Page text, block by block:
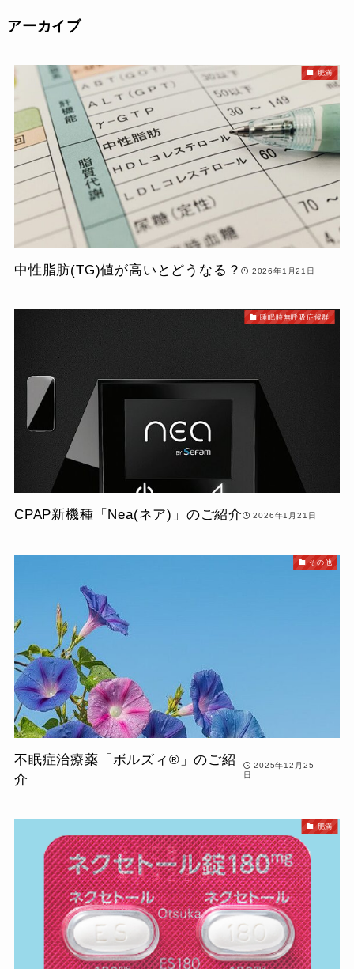
アーカイブ
肥満
中性脂肪(TG)値が高いとどうなる？ 2026年1月21日
睡眠時無呼吸症候群
CPAP新機種「Nea(ネア)」のご紹介 2026年1月21日
その他
不眠症治療薬「ボルズィ®」のご紹
介
2025年12月25
日
肥満